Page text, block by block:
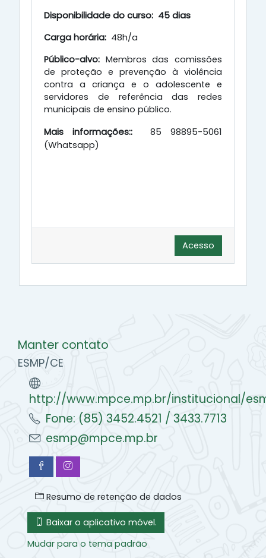
Disponibilidade do curso: 45 dias
Carga horária: 48h/a
Público-alvo: Membros das comissões
de proteção e prevenção à violência
contra a criança e o adolescente e
servidores de referência das redes
municipais de ensino público.
Mais informações::
85 98895-5061
(Whatsapp)
Acesso
Manter contato
ESMP/CE
http://www.mpce.mp.br/institucional/
Fone: (85) 3452.4521 / 3433.7713
esmp@mpce.mp.br
Resumo de retenção de dados
Baixar o aplicativo móvel.
Mudar para o tema padrão